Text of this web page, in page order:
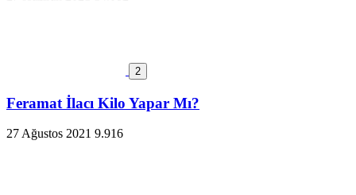
2
Feramat İlacı Kilo Yapar Mı?
27 Ağustos 2021 9.916